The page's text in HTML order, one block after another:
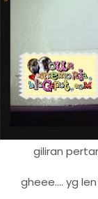
giliran
gheee.... yg